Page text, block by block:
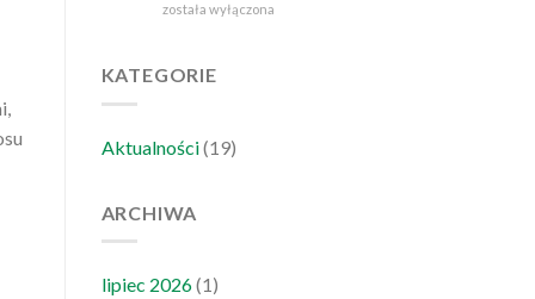
została wyłączona
KATEGORIE
Aktualności(19)
ARCHIWA
lipiec 2026(1)